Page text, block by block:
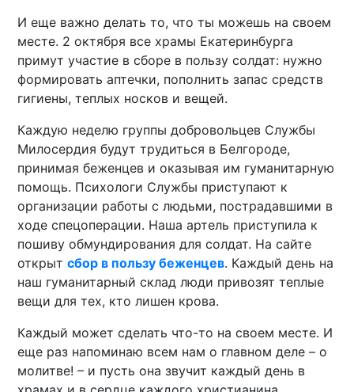
И еще важно делать то, что ты можешь на своем
месте. 2 октября все храмы Екатеринбурга
примут участие в сборе в пользу солдат: нужно
формировать аптечки, пополнить запас средств
гигиены, теплых носков и вещей.
Каждую неделю группы добровольцев Службы
Милосердия будут трудиться в Белгороде,
принимая беженцев и оказывая им гуманитарную
помощь. Психологи Службы приступают к
организации работы с людьми, пострадавшими в
ходе спецоперации. Наша артель приступила к
пошиву обмундирования для солдат. На сайте
открытсбор в пользу беженцев. Каждый день на
наш гуманитарный склад люди привозят теплые
вещи для тех, кто лишен крова.
Каждый может сделать что-то на своем месте. И
еще раз напоминаю всем нам о главном деле – о
молитве! – и пусть она звучит каждый день в